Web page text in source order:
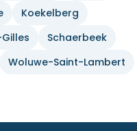
Koekelberg
Schaerbeek
Woluwe-Saint-Lambert